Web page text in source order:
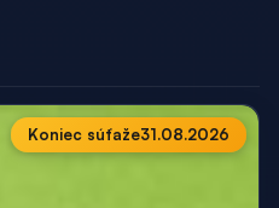
Koniec súťaže31.08.2026